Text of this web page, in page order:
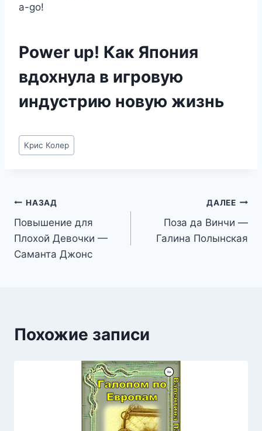
a-go!
Power up! Как Япония
вдохнула в игровую
индустрию новую жизнь
Метки
записи:
Крис Колер
Навигация
по
записям
НАЗАД
Повышение для
Плохой Девочки —
Саманта Джонс
ДАЛЕЕ
Поза да Винчи —
Галина Полынская
Похожие записи